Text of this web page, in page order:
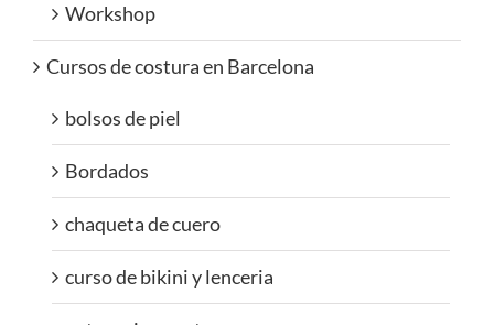
Workshop
Cursos de costura en Barcelona
bolsos de piel
Bordados
chaqueta de cuero
curso de bikini y lenceria